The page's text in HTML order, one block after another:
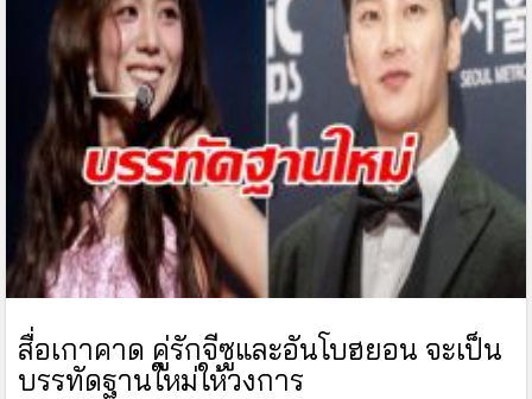
สื่อเกาคาด คู่รักจีซูและอันโบฮยอน จะเป็น
บรรทัดฐานใหม่ให้วงการ